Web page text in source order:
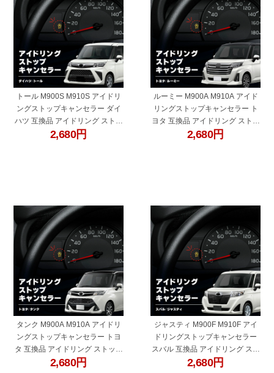
トール M900S M910S アイドリ
ングストップキャンセラー ダイ
ハツ 互換品 アイドリング ストッ
プ解除 自動解除 バッテリー保護
2,680円
ルーミー M900A M910A アイド
リングストップキャンセラー ト
ヨタ 互換品 アイドリング ストッ
プ解除 自動解除 バッテリー保護
2,680円
タンク M900A M910A アイドリ
ングストップキャンセラー トヨ
タ 互換品 アイドリング ストップ
解除 自動解除 バッテリー保護 簡
2,680円
ジャスティ M900F M910F アイ
ドリングストップキャンセラー
スバル 互換品 アイドリング スト
ップ解除 自動解除 バッテリー保
2,680円